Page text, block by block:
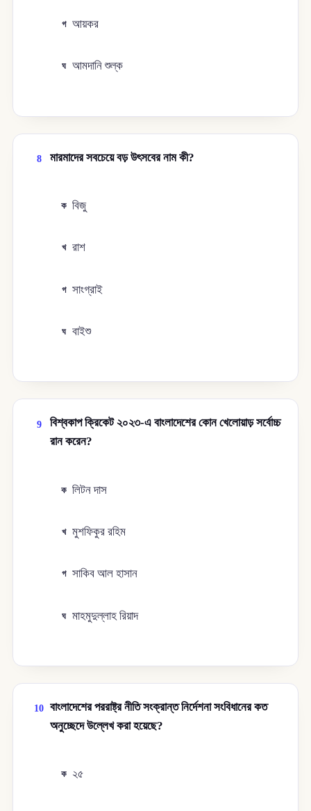
গ আয়কর
ঘ আমদানি শুল্ক
8 মারমাদের সবচেয়ে বড় উৎসবের নাম কী?
ক বিজু
খ রাশ
গ সাংগ্রাই
ঘ বাইশু
9
বিশ্বকাপ ক্রিকেট ২০২৩-এ বাংলাদেশের কোন খেলোয়াড় সর্বোচ্চ
রান করেন?
ক লিটন দাস
খ মুশফিকুর রহিম
গ সাকিব আল হাসান
ঘ মাহমুদুল্লাহ রিয়াদ
10 বাংলাদেশের পররাষ্ট্র নীতি সংক্রান্ত নির্দেশনা সংবিধানের কত
অনুচ্ছেদে উল্লেখ করা হয়েছে?
ক ২৫